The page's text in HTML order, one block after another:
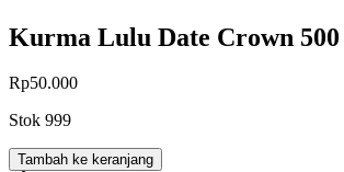
Kurma Lulu Date Crown
Rp50.000
Stok 999
Tambah ke keranjang